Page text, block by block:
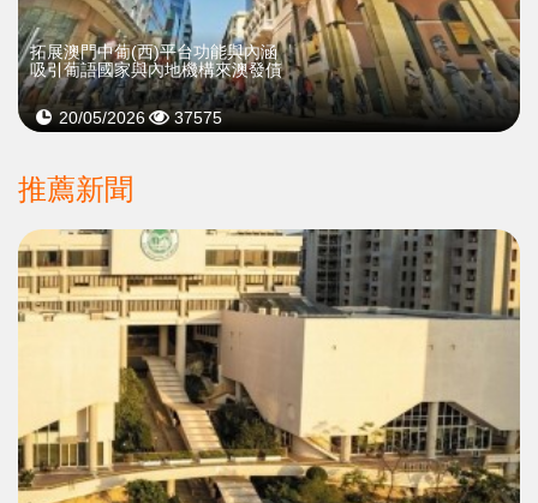
拓展澳門中葡(西)平台功能與內涵
吸引葡語國家與內地機構來澳發債
20/05/2026 37575
推薦新聞